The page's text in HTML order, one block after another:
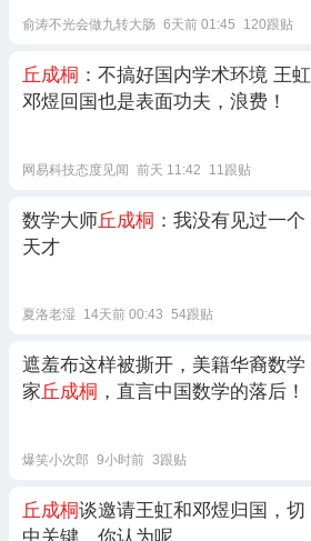
俞涛不光会做九转大肠 6天前 01:45 120跟贴
丘成桐 ：不搞好国内学术环境 王虹
邓煜回国也是表面功夫，浪费！
网易科技态度见闻 前天 11:42 11跟贴
数学大师丘成桐 ：我没有见过一个
天才
夏洛老湿 14天前 00:43 54跟贴
遮羞布这样被撕开，美籍华裔数学
家 丘成桐 ，直言中国数学的落后！
爆笑小次郎 9小时前 3跟贴
丘成桐谈邀请王虹和邓煜归国，切
中关键，你认为呢